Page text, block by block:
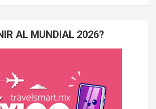
AL MUNDIAL 2026?